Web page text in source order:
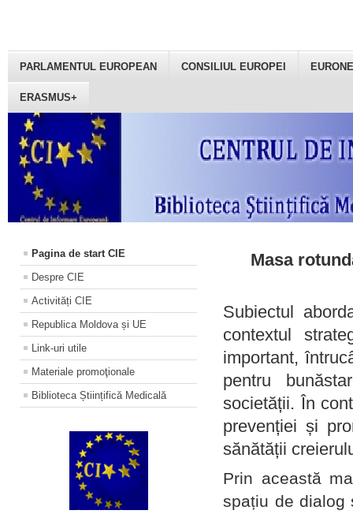
PARLAMENTUL EUROPEAN CONSILIUL EUROPEI
ERASMUS+
Pagina de start CIE
Despre CIE
Activități CIE
Republica Moldova și UE
Link-uri utile
Materiale promoţionale
Biblioteca Științifică Medicală
Masa
Subiectul
contextul
important,
pentru
societății. În
prevenției și
sănătății
Prin această
spațiu de dialog